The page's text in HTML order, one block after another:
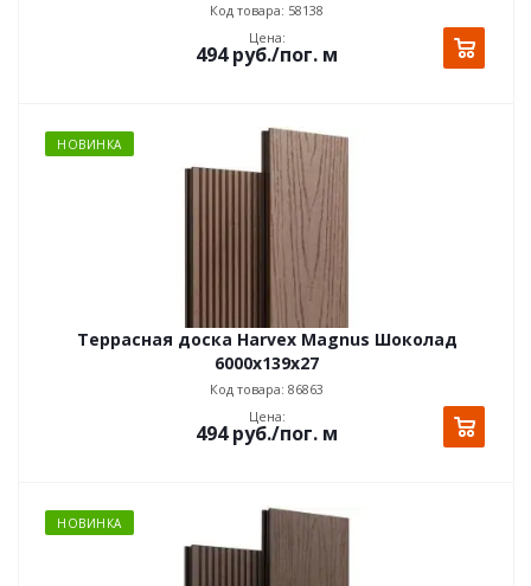
Код товара: 58138
Цена:
494руб./пог. м
НОВИНКА
Террасная доска Harvex Magnus Шоколад
6000x139x27
Код товара: 86863
Цена:
494руб./пог. м
НОВИНКА